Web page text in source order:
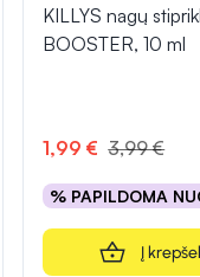
KILLYS nagų
BOOSTER, 10 ml
1,99 € 3,99 €
% PAPILDOMA
Į